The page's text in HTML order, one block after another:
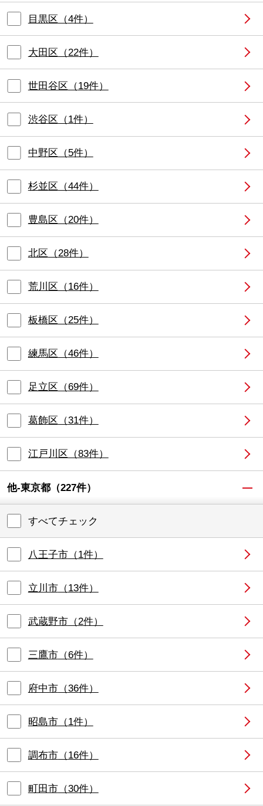
目黒区 （4件）
大田区 （22件）
世田谷区 （19件）
渋谷区 （1件）
中野区 （5件）
杉並区 （44件）
豊島区 （20件）
北区 （28件）
荒川区 （16件）
板橋区 （25件）
練馬区 （46件）
足立区 （69件）
葛飾区 （31件）
江戸川区 （83件）
他-東京都（227件）
すべてチェック
八王子市（1件）
立川市（13件）
武蔵野市（2件）
三鷹市（6件）
府中市（36件）
昭島市（1件）
調布市（16件）
町田市（30件）